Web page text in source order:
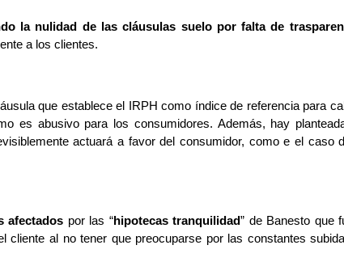
la nulidad de las cláusulas suelo por falta de
a los clientes.
que establece el IRPH como índice de referencia para
es abusivo para los consumidores. Además, hay
actuará a favor del consumidor, como e el caso
afectados por las “hipotecas tranquilidad” de Banesto que
al no tener que preocuparse por las constantes